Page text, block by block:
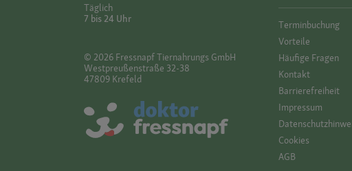
Täglich
7 bis 24 Uhr
© 2026 Fressnapf Tiernahrungs GmbH
Westpreußenstraße 32-38
47809 Krefeld
Termin­buchung
Vorteile
Häufige Fragen
Kontakt
Barrierefreiheit
Impressum
Cookies
AGB